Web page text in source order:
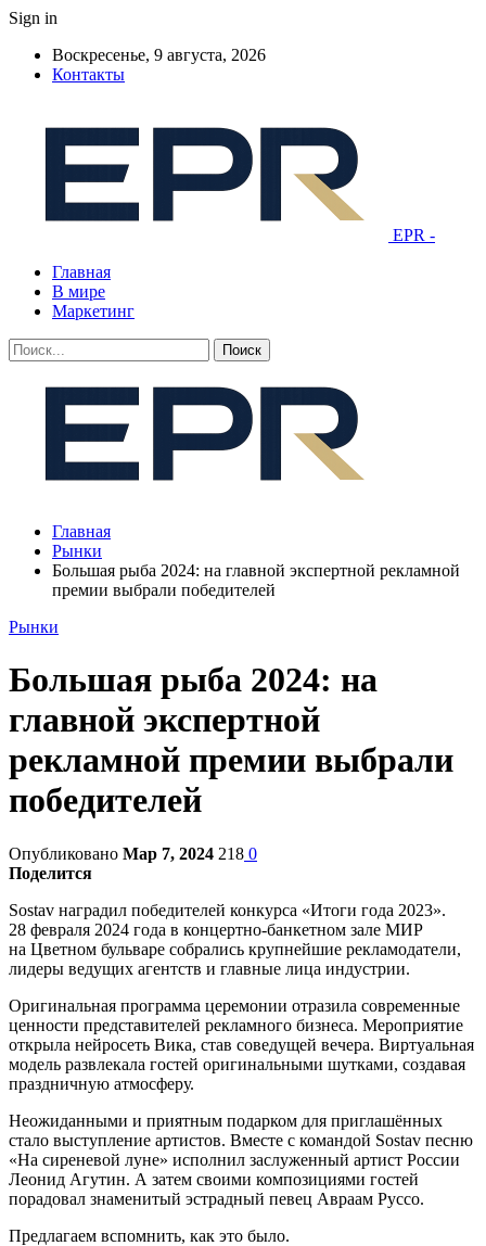
Sign in
Воскресенье, 9 августа, 2026
Контакты
EPR -
Главная
В мире
Маркетинг
Главная
Рынки
Большая рыба 2024: на главной экспертной рекламной
премии выбрали победителей
Рынки
Большая рыба 2024: на
главной экспертной
рекламной премии выбрали
победителей
Опубликовано Мар 7, 2024 218 0
Поделится
Sostav наградил победителей конкурса «Итоги года 2023».
28 февраля 2024 года в концертно-банкетном зале МИР
на Цветном бульваре собрались крупнейшие рекламодатели,
лидеры ведущих агентств и главные лица индустрии.
Оригинальная программа церемонии отразила современные
ценности представителей рекламного бизнеса. Мероприятие
открыла нейросеть Вика, став соведущей вечера. Виртуальная
модель развлекала гостей оригинальными шутками, создавая
праздничную атмосферу.
Неожиданными и приятным подарком для приглашённых
стало выступление артистов. Вместе с командой Sostav песню
«На сиреневой луне» исполнил заслуженный артист России
Леонид Агутин. А затем своими композициями гостей
порадовал знаменитый эстрадный певец Авраам Руссо.
Предлагаем вспомнить, как это было.